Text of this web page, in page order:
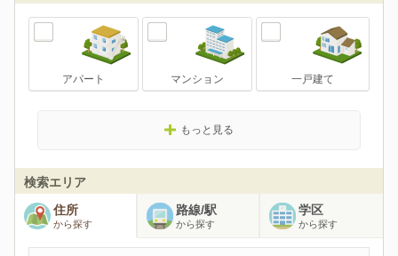
アパート マンション 一戸建て
もっと見る
検索エリア
住所
から探す
路線/駅
から探す
学区
から探す